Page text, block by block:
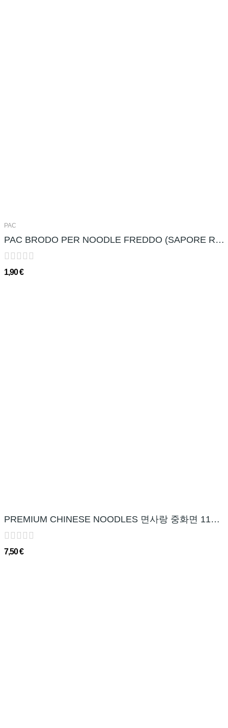
PAC
PAC BRODO PER NOODLE FREDDO (SAPORE RAPA) 냉면육수...
1,90 €
PREMIUM CHINESE NOODLES 면사랑 중화면 1150g (230g*5)
7,50 €